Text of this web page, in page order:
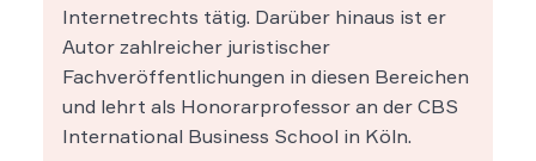
Internetrechts tätig. Darüber hinaus ist er
Autor zahlreicher juristischer
Fachveröffentlichungen in diesen Bereichen
und lehrt als Honorarprofessor an der CBS
International Business School in Köln.